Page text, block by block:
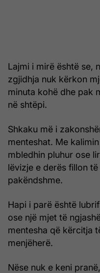
Lajmi i mirë është se,
zgjidhja nuk kërkon
minuta kohë dhe pak
në shtëpi.
Shkaku më i
menteshat. Me
mbledhin pluhur ose
lëvizje e derës fillon
pakëndshme.
Hapi i parë është
ose një mjet të
mentesha që kërcitja
menjëherë.
Nëse nuk e keni